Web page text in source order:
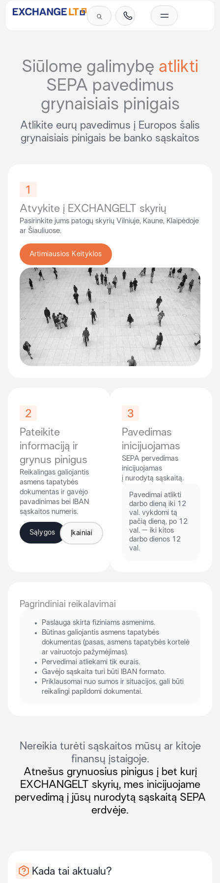
Siūlome galimybę atlikti
SEPA pavedimus
grynaisiais pinigais
Atlikite eurų pavedimus į Europos šalis
grynaisiais pinigais be banko sąskaitos
Atvykite į EXCHANGELT skyrių
Pasirinkite jums patogų skyrių Vilniuje, Kaune, Klaipėdoje
ar Šiauliuose.
Artimiausios Keityklos
Pateikite
informaciją ir
grynus pinigus
Reikalingas galiojantis
asmens tapatybės
dokumentas ir gavėjo
pavadinimas bei IBAN
sąskaitos numeris.
Sąlygos Įkainiai
Pavedimas
inicijuojamas
SEPA pervedimas
inicijuojamas
į nurodytą sąskaitą.
Pavedimai atlikti
darbo dieną iki 12
val. vykdomi tą
pačią dieną, po 12
val. – iki kitos
darbo dienos 12
val.
Pagrindiniai reikalavimai
Paslauga skirta fiziniams asmenims.
Būtinas galiojantis asmens tapatybės
dokumentas (pasas, asmens tapatybės kortelė
ar vairuotojo pažymėjimas).
Pervedimai atliekami tik eurais.
Gavėjo sąskaita turi būti IBAN formato.
Priklausomai nuo sumos ir situacijos, gali būti
reikalingi papildomi dokumentai.
Nereikia turėti sąskaitos mūsų ar kitoje
finansų įstaigoje.
Atnešus grynuosius pinigus į bet kurį
EXCHANGELT skyrių, mes inicijuojame
pervedimą į jūsų nurodytą sąskaitą SEPA
erdvėje.
Kada tai aktualu?